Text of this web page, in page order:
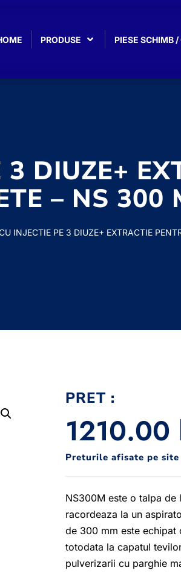
PRODUSE PIESE SCHIMB
DIUZE+
– NS 300
INJECTIE PE 3 DIUZE+ EXTRACTIE
PRET :
1210.00
Preturile afisate pe
NS300M este o talpa
racordeaza la un
de 300 mm este echipat
totodata la capatul
pulverizarii cu parghie